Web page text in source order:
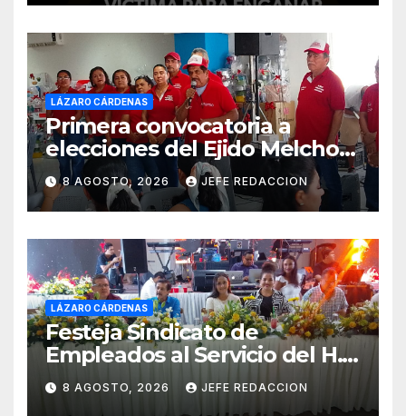
LÁZARO CÁRDENAS
Primera convocatoria a
elecciones del Ejido Melchor
Ocampo en Lázaro Cárdenas
el domingo
8 AGOSTO, 2026 JEFE REDACCION
LÁZARO CÁRDENAS
Festeja Sindicato de
Empleados al Servicio del H.
Ayuntamiento de LZC Día del
Empleado Municipal
8 AGOSTO, 2026 JEFE REDACCION